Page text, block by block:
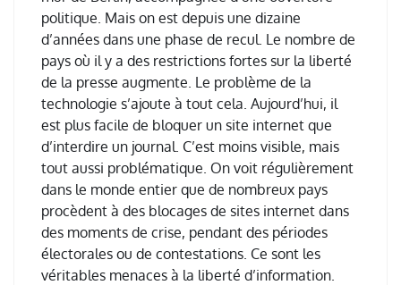
politique. Mais on est depuis une dizaine
d’années dans une phase de recul. Le nombre de
pays où il y a des restrictions fortes sur la liberté
de la presse augmente. Le problème de la
technologie s’ajoute à tout cela. Aujourd’hui, il
est plus facile de bloquer un site internet que
d’interdire un journal. C’est moins visible, mais
tout aussi problématique. On voit régulièrement
dans le monde entier que de nombreux pays
procèdent à des blocages de sites internet dans
des moments de crise, pendant des périodes
électorales ou de contestations. Ce sont les
véritables menaces à la liberté d’information.